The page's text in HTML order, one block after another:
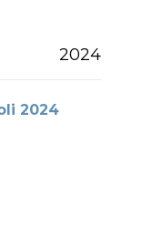
2024
2024